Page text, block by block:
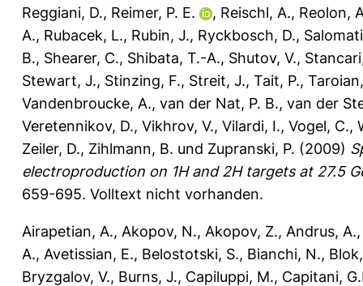
Reggiani, D., Reimer, P. E. , Reischl, A., Reolon,
A., Rubacek, L., Rubin, J., Ryckbosch, D.,
B., Shearer, C., Shibata, T.-A., Shutov, V.,
Stewart, J., Stinzing, F., Streit, J., Tait, P.,
Vandenbroucke, A., van der Nat, P. B., van der
Veretennikov, D., Vikhrov, V., Vilardi, I., Vogel, C.,
Zeiler, D., Zihlmann, B. und Zupranski, P. (2009)
electroproduction on 1H and 2H targets at 27.5
659-695. Volltext nicht vorhanden.
Airapetian, A., Akopov, N., Akopov, Z., Andrus, A.
A., Avetissian, E., Belostotski, S., Bianchi, N.,
Bryzgalov, V., Burns, J., Capiluppi, M., Capitani,